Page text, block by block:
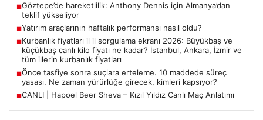
■Göztepe’de hareketlilik: Anthony Dennis için Almanya’dan
teklif yükseliyor
■Yatırım araçlarının haftalık performansı nasıl oldu?
■Kurbanlık fiyatları il il sorgulama ekranı 2026: Büyükbaş ve
küçükbaş canlı kilo fiyatı ne kadar? İstanbul, Ankara, İzmir ve
tüm illerin kurbanlık fiyatları
■Önce tasfiye sonra suçlara erteleme. 10 maddede süreç
yasası. Ne zaman yürürlüğe girecek, kimleri kapsıyor?
■CANLI | Hapoel Beer Sheva – Kızıl Yıldız Canlı Maç Anlatımı